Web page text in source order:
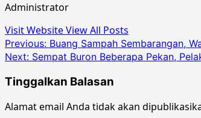
Administrator
Visit WebsiteView All Posts
Post
navigation
Previous: Buang Sampah Sembarangan,
Next: Sempat Buron Beberapa Pekan,
Tinggalkan Balasan
Alamat email Anda tidak akan